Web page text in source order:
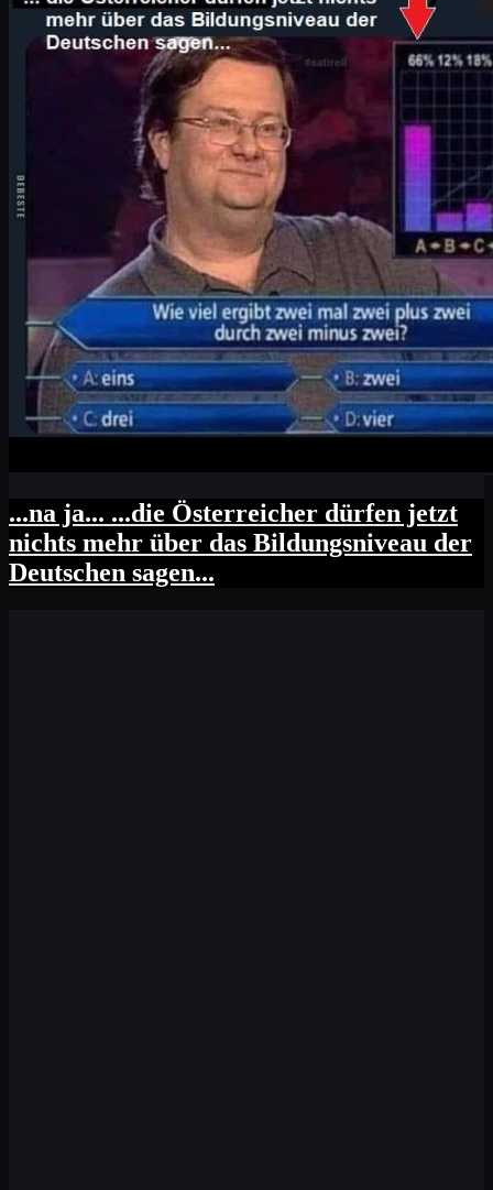
...na ja... ...die Österreicher dürfen jetzt
nichts mehr über das Bildungsniveau der
Deutschen sagen...